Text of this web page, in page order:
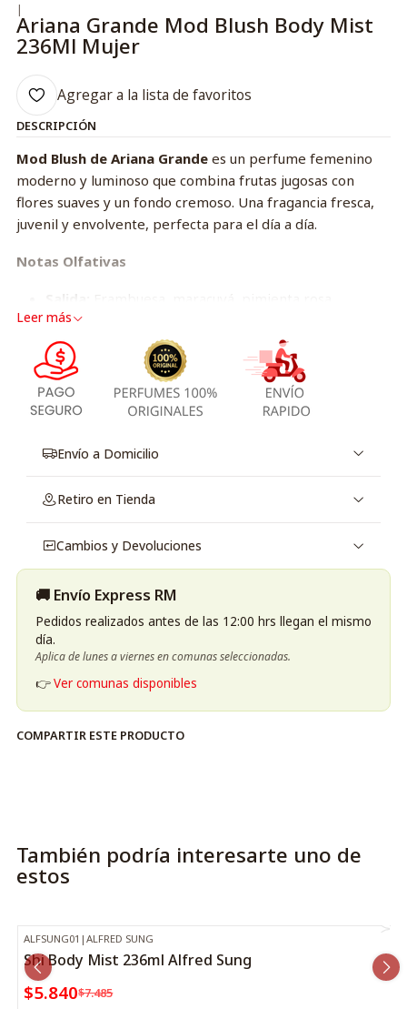
|
Ariana Grande Mod Blush Body Mist
236Ml Mujer
Agregar a la lista de favoritos
DESCRIPCIÓN
Mod Blush de Ariana Grandees un perfume femenino
moderno y luminoso que combina frutas jugosas con
flores suaves y un fondo cremoso. Una fragancia fresca,
juvenil y envolvente, perfecta para el día a día.
Notas Olfativas
bergamota
Corazón:
Rosa, pera, magnolia
Fondo:
Almizcle, ambroxan, madera de ensueño,
sándalo
Mejor momento para usar:Día y uso diario
Público objetivo:
Mujeres que buscan un aroma fresco,
Leer más
Envío a Domicilio
Retiro en Tienda
Cambios y Devoluciones
🚚 Envío Express RM
Pedidos realizados antes de las 12:00 hrs llegan el mismo
día.
Aplica de lunes a viernes en comunas seleccionadas.
👉Ver comunas disponibles
COMPARTIR ESTE PRODUCTO
También podría interesarte uno de
estos
-22%OFF
ALFSUNG01 |ALFRED SUNG
Shi Body Mist 236ml Alfred Sung
$5.840$7.485